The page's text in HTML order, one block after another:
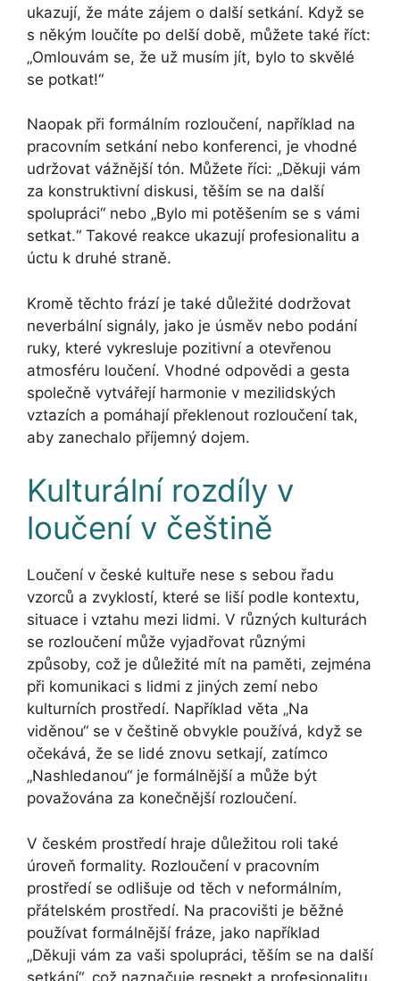
ukazují, že máte zájem o další setkání. Když se
s někým loučíte po delší době, můžete také říct:
„Omlouvám se, že už musím jít, bylo to skvělé
se potkat!“
Naopak při formálním rozloučení, například na
pracovním setkání nebo konferenci, je vhodné
udržovat vážnější tón. Můžete říci: „Děkuji vám
za konstruktivní diskusi, těším se na další
spolupráci“ nebo „Bylo mi potěšením se s vámi
setkat.“ Takové reakce ukazují profesionalitu a
úctu k druhé straně.
Kromě těchto frází je také důležité dodržovat
neverbální signály, jako je úsměv nebo podání
ruky, které vykresluje pozitivní a otevřenou
atmosféru loučení. Vhodné odpovědi a gesta
společně vytvářejí harmonie v mezilidských
vztazích a pomáhají překlenout rozloučení tak,
aby zanechalo příjemný dojem.
Kulturální rozdíly v
loučení v češtině
Loučení v české kultuře nese s sebou řadu
vzorců a zvyklostí, které se liší podle kontextu,
situace i vztahu mezi lidmi. V různých kulturách
se rozloučení může vyjadřovat různými
způsoby, což je důležité mít na paměti, zejména
při komunikaci s lidmi z jiných zemí nebo
kulturních prostředí. Například věta „Na
viděnou“ se v češtině obvykle používá, když se
očekává, že se lidé znovu setkají, zatímco
„Nashledanou“ je formálnější a může být
považována za konečnější rozloučení.
V českém prostředí hraje důležitou roli také
úroveň formality. Rozloučení v pracovním
prostředí se odlišuje od těch v neformálním,
přátelském prostředí. Na pracovišti je běžné
používat formálnější fráze, jako například
„Děkuji vám za vaši spolupráci, těším se na další
setkání“, což naznačuje respekt a profesionalitu.